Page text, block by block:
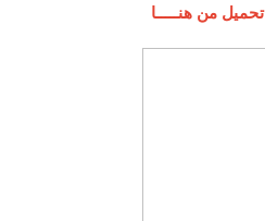
تحميل من هنـــــا